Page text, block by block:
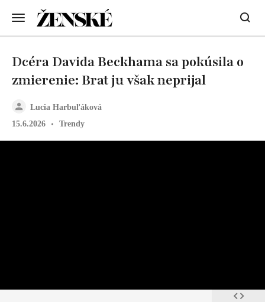
Lucia Harbuľáková
15.6.2026
Trendy
Dcéra Davida Beckhama sa pokúsila o
zmierenie: Brat ju však neprijal